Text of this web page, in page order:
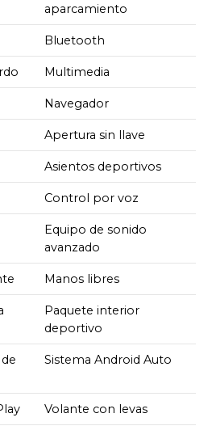
aparcamiento
Bluetooth
Multimedia
Navegador
Apertura sin llave
Asientos deportivos
Control por voz
Equipo de sonido
avanzado
Manos libres
Paquete interior
deportivo
Sistema Android Auto
Volante con levas